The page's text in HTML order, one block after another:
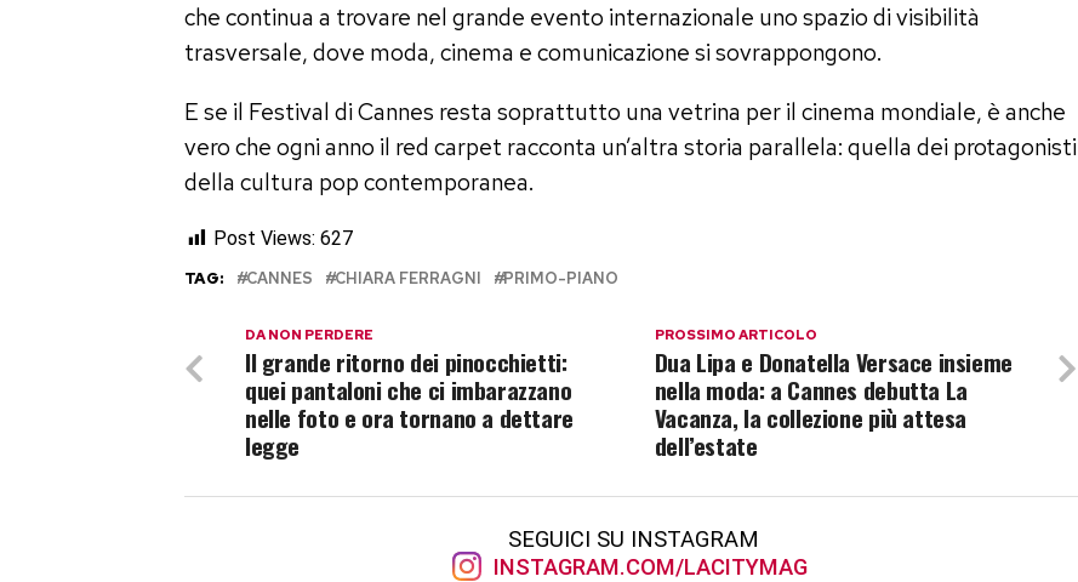
che continua a trovare nel grande evento internazionale uno spazio di visibilità
trasversale, dove moda, cinema e comunicazione si sovrappongono.
E se il Festival di Cannes resta soprattutto una vetrina per il cinema mondiale, è anche
vero che ogni anno il red carpet racconta un’altra storia parallela: quella dei protagonisti
della cultura pop contemporanea.
Post Views: 627
TAG: CANNES CHIARA FERRAGNI PRIMO-PIANO
PROSSIMO ARTICOLO
Dua Lipa e Donatella Versace insieme
nella moda: a Cannes debutta La
Vacanza, la collezione più attesa
dell’estate
DA NON PERDERE
Il grande ritorno dei pinocchietti:
quei pantaloni che ci imbarazzano
nelle foto e ora tornano a dettare
legge
SEGUICI SU INSTAGRAM
INSTAGRAM.COM/LACITYMAG